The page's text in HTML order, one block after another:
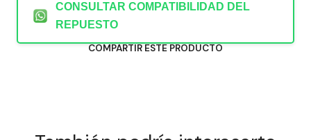
CONSULTAR COMPATIBILIDAD DEL
REPUESTO
COMPARTIR ESTE PRODUCTO